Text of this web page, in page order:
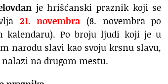
je hrišćanski praznik koji se
21. novembra (8. novembra po
kalendaru). Po broju ljudi koji je u
narodu slavi kao svoju krsnu slavu,
nalazi na drugom mestu.